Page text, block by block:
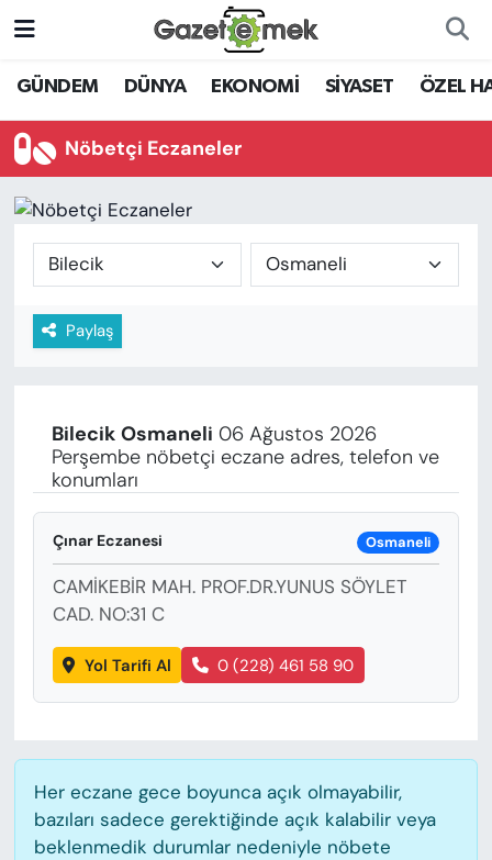
GÜNDEM DÜNYA EKONOMİ SİYASET ÖZEL
Nöbetçi Eczaneler
Paylaş
Bilecik Osmaneli 06 Ağustos 2026
Perşembe nöbetçi eczane adres, telefon ve
konumları
Çınar Eczanesi Osmaneli
CAMİKEBİR MAH. PROF.DR.YUNUS SÖYLET
CAD. NO:31 C
Yol Tarifi Al 0 (228) 461 58 90
Her eczane gece boyunca açık olmayabilir,
bazıları sadece gerektiğinde açık kalabilir veya
beklenmedik durumlar nedeniyle nöbete
DÜNYA
EKONOMİ
YENİ MEDYADA EMEK
GAZETECİLİĞİNİ GELİŞTİRMEK
FAYDALI BİLGİLER
EĞİTİM
SAĞLIK
SPOR
KÜLTÜR-SANAT
YAZAR KÖŞESİ
Nöbetçi Eczaneler
Hava Durumu
Trafik Durumu
Haber Arşivi